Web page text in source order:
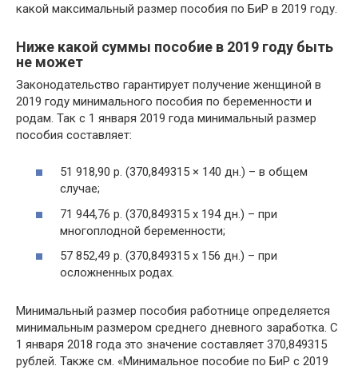
какой максимальный размер пособия по БиР в 2019 году.
Ниже какой суммы пособие в 2019 году быть
не может
Законодательство гарантирует получение женщиной в
2019 году минимального пособия по беременности и
родам. Так с 1 января 2019 года минимальный размер
пособия составляет:
51 918,90 р. (370,849315 × 140 дн.) – в общем
случае;
71 944,76 р. (370,849315 х 194 дн.) – при
многоплодной беременности;
57 852,49 р. (370,849315 х 156 дн.) – при
осложненных родах.
Минимальный размер пособия работнице определяется
минимальным размером среднего дневного заработка. С
1 января 2018 года это значение составляет 370,849315
рублей. Также см. «Минимальное пособие по БиР с 2019